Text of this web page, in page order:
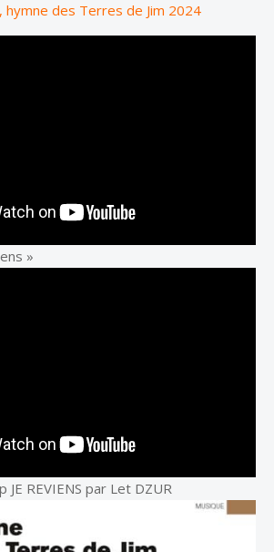
hymne des Terres de Jim 2024
»
JE REVIENS par Let DZUR